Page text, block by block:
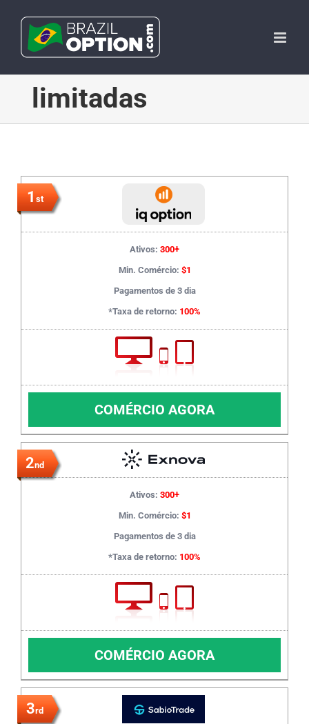
content
limitadas
1st
Ativos: 300+
Min. Comércio: $1
Pagamentos de 3 dia
*Taxa de retorno: 100%
COMÉRCIO AGORA
2nd
Ativos: 300+
Min. Comércio: $1
Pagamentos de 3 dia
*Taxa de retorno: 100%
COMÉRCIO AGORA
3rd